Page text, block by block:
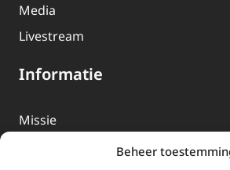
Beheer
Media
Livestream
Informatie
Missie